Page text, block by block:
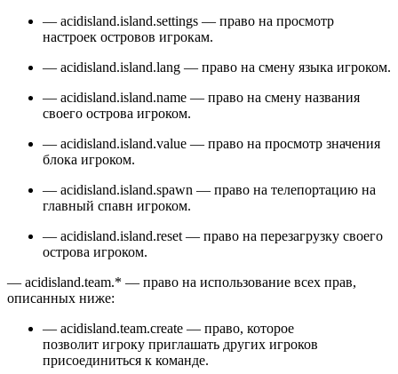
— acidisland.island.settings — право на просмотр
настроек островов игрокам.
— acidisland.island.lang — право на смену языка игроком.
— acidisland.island.name — право на смену названия
своего острова игроком.
— acidisland.island.value — право на просмотр значения
блока игроком.
— acidisland.island.spawn — право на телепортацию на
главный спавн игроком.
— acidisland.island.reset — право на перезагрузку своего
острова игроком.
— acidisland.team.* — право на использование всех прав,
описанных ниже:
— acidisland.team.create — право, которое
позволит игроку приглашать других игроков
присоединиться к команде.